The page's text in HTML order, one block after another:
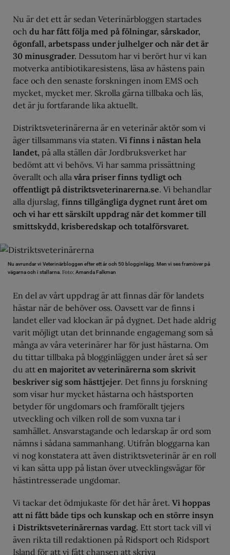
Nu är det ett år sedan Veterinärbloggen startades
och du har fått följa med på fölningar, sårskador,
ögonfall, arbetspass under julhelger och när det är
30 minusgrader. Dessutom har vi berört hur vi kan
motverka antibiotikaresistens, läsa av hästens pain
face och den senaste forskningen inom EMS och
mycket, mycket mer. Skrolla gärna tillbaka och läs,
det är ju fortfarande lika aktuellt.
Distriktsveterinärerna är en veterinär aktör som vi
äger tillsammans via staten. Vi finns i nästan hela
landet, på alla ställen där Jordbruksverket har
bedömt att vi behövs. Vi har samma prissättning
överallt och alla våra priser finns tydligt och
offentligt på distriktsveterinarerna.se. Vi behandlar
alla djurslag, finns tillgängliga dygnet runt året om
och vi har ett särskilt uppdrag när det kommer till
smittskydd, krisberedskap och totalförsvaret.
Nu avrundar vi Veterinärbloggen efter ett år och 50 blogginlägg. Men vi ses framöver på
vägarna och i stallarna. Foto: Amanda Falkman
En del av vårt uppdrag är att finnas där för landets
hästar när de behöver oss. Oavsett var de finns i
landet eller vad klockan är på dygnet. Det hade aldrig
varit möjligt utan det brinnande engagemang som så
många av våra veterinärer har för just hästarna. Om
du tittar tillbaka på blogginläggen under året så ser
du att en majoritet av veterinärerna som skrivit
beskriver sig som hästtjejer. Det finns ju forskning
som visar hur mycket hästarna och hästsporten
betyder för ungdomars och framförallt tjejers
utveckling och vilken roll de som vuxna tar i
samhället. Ansvarstagande och ledarskap är ord som
nämns i sådana sammanhang. Utifrån bloggarna kan
vi nog konstatera att även distriktsveterinär är en roll
vi kan sätta upp på listan över utvecklingsvägar för
hästintresserade ungdomar.
Vi tackar det ödmjukaste för det här året. Vi hoppas
att ni fått både tips och kunskap och en större insyn
i Distriktsveterinärernas vardag. Ett stort tack vill vi
även rikta till redaktionen på Ridsport och Ridsport
Island för att vi fått chansen att skriva